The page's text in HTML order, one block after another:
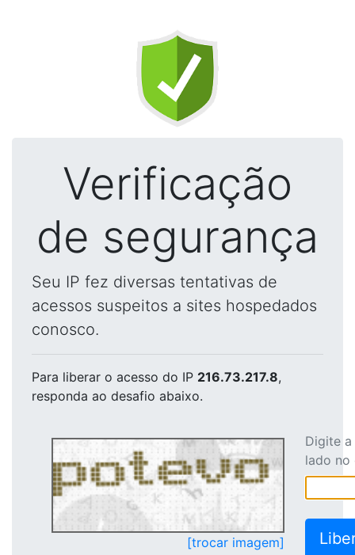
Verificação
de segurança
Seu IP fez diversas tentativas de
acessos suspeitos a sites hospedados
conosco.
Para liberar o acesso do IP 216.73.217.8,
responda ao desafio abaixo.
[trocar imagem]
Digite
lado no